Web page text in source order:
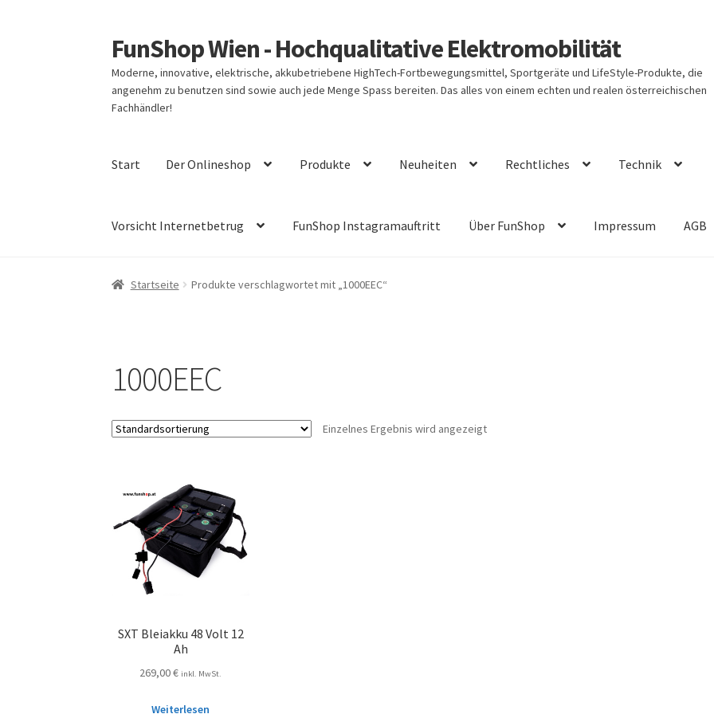
Zur
Navigation
springen
Zum
Inhalt
springen
FunShop Wien - Hochqualitative Elektromobilität
Moderne, innovative, elektrische, akkubetriebene HighTech-Fortbewegungsmittel, Sportgeräte und LifeStyle-Produkte, die
angenehm zu benutzen sind sowie auch jede Menge Spass bereiten. Das alles von einem echten und realen österreichischen
Fachhändler!
Start Der Onlineshop Produkte Neuheiten Rechtliches Technik
Vorsicht Internetbetrug FunShop Instagramauftritt Über FunShop Impressum AGB
Startseite Produkte verschlagwortet mit „1000EEC“
1000EEC
Einzelnes Ergebnis wird angezeigt
SXT Bleiakku 48 Volt 12
Ah
269,00€ inkl. MwSt.
Weiterlesen